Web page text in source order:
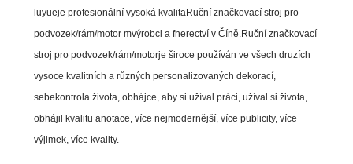
luyueje profesionální vysoká kvalitaRuční značkovací stroj pro
podvozek/rám/motor mvýrobci a fherectví v Číně.Ruční značkovací
stroj pro podvozek/rám/motorje široce používán ve všech druzích
vysoce kvalitních a různých personalizovaných dekorací,
sebekontrola života, obhájce, aby si užíval práci, užíval si života,
obhájil kvalitu anotace, více nejmodernější, více publicity, více
výjimek, více kvality.